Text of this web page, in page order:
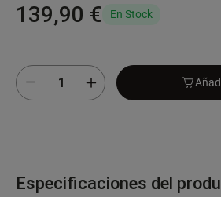
En Stock
139,90 €
Especificaciones del